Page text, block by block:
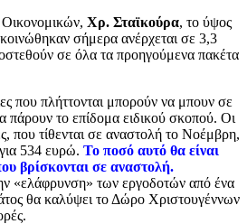
Χρ. Σταϊκούρα, το ύψος
σήμερα ανέρχεται σε 3,3
σε όλα τα προηγούμενα πακέτα
που πλήττονται μπορούν να μπουν σε
πάρουν το επίδομα ειδικού σκοπού. Οι
που τίθενται σε αναστολή το Νοέμβρη,
534 ευρώ. Το ποσό αυτό θα είναι
βρίσκονται σε αναστολή.
«ελάφρυνση» των εργοδοτών από ένα
θα καλύψει το Δώρο Χριστουγέννων